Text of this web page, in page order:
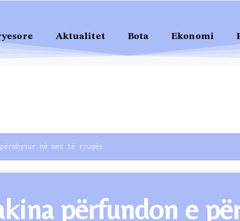
Aktualitet Bota Ekonomi
në mes të rrugës
përfundon e